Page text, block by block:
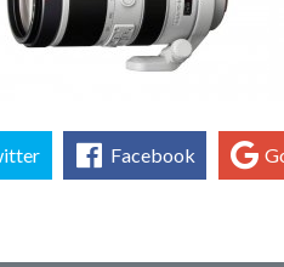
Facebook